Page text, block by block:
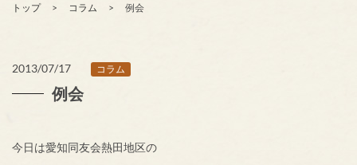
トップ コラム 例会
2013/07/17 コラム
例会
今日は愛知同友会熱田地区の